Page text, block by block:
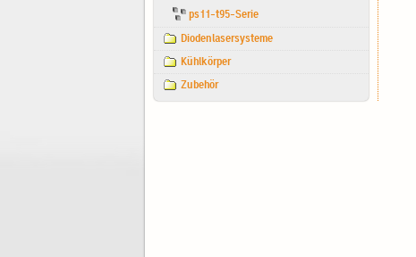
ps11-t95-Serie
Diodenlasersysteme
Kühlkörper
Zubehör